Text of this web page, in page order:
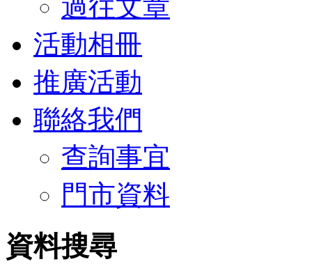
過往文章
活動相冊
推廣活動
聯絡我們
查詢事宜
門市資料
資料搜尋